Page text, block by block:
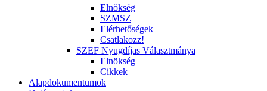
Elnökség
SZMSZ
Elérhetőségek
Csatlakozz!
SZEF Nyugdíjas Választmánya
Elnökség
Cikkek
Alapdokumentumok